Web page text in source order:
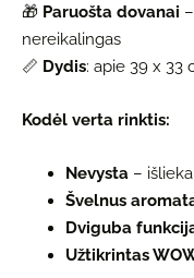
🎁 Paruošta dovanai
nereikalingas
📏 Dydis: apie 39 x 33
Kodėl verta rinktis:
Nevysta –
Švelnus
Dviguba
Užtikrintas